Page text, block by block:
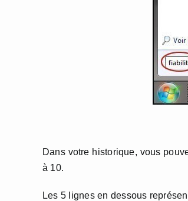
Dans votre historique, vous
à 10.
Les 5 lignes en dessous